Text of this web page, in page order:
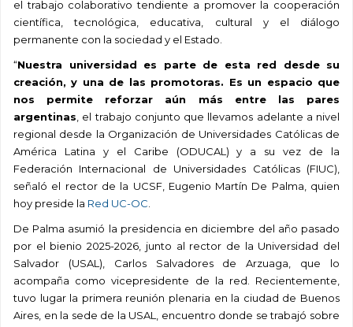
el trabajo colaborativo tendiente a promover la cooperación
científica, tecnológica, educativa, cultural y el diálogo
permanente con la sociedad y el Estado.
“Nuestra universidad es parte de esta red desde su
creación, y una de las promotoras. Es un espacio que
nos permite reforzar aún más entre las pares
argentinas , el trabajo conjunto que llevamos adelante a nivel
regional desde la Organización de Universidades Católicas de
América Latina y el Caribe (ODUCAL) y a su vez de la
Federación Internacional de Universidades Católicas (FIUC),
señaló el rector de la UCSF, Eugenio Martín De Palma, quien
hoy preside la Red UC-OC
De Palma asumió la presidencia en diciembre del año pasado
por el bienio 2025-2026, junto al rector de la Universidad del
Salvador (USAL), Carlos Salvadores de Arzuaga, que lo
acompaña como vicepresidente de la red. Recientemente,
tuvo lugar la primera reunión plenaria en la ciudad de Buenos
Aires, en la sede de la USAL, encuentro donde se trabajó sobre